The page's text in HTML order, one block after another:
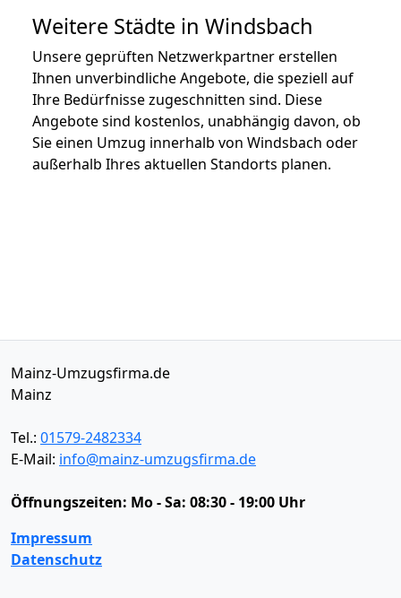
Weitere Städte in Windsbach
Unsere geprüften Netzwerkpartner erstellen
Ihnen unverbindliche Angebote, die speziell auf
Ihre Bedürfnisse zugeschnitten sind. Diese
Angebote sind kostenlos, unabhängig davon, ob
Sie einen Umzug innerhalb von Windsbach oder
außerhalb Ihres aktuellen Standorts planen.
Mainz-Umzugsfirma.de
Mainz
Tel.: 01579-2482334
E-Mail: info@mainz-umzugsfirma.de
Öffnungszeiten: Mo - Sa: 08:30 - 19:00 Uhr
Impressum
Datenschutz